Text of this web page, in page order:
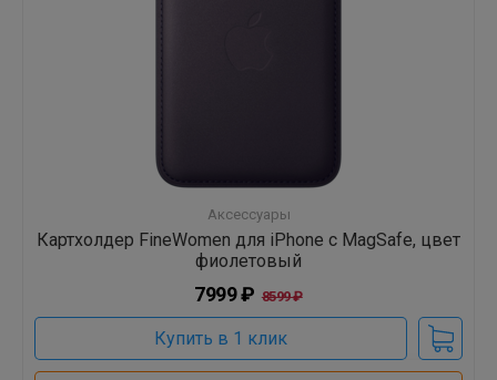
Аксессуары
Картхолдер FineWomen для iPhone с MagSafe, цвет
фиолетовый
7999 ₽ 8599 ₽
Купить в 1 клик